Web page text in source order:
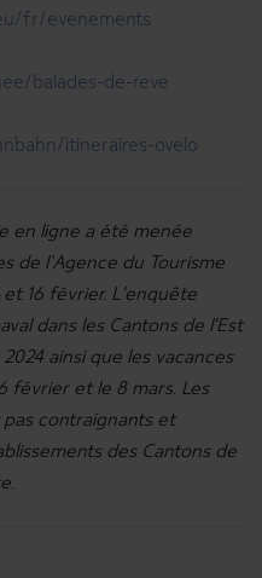
fr/evenements
balades-de-reve
itineraires-ovelo
en ligne a été menée
de l'Agence du Tourisme
16 février. L’enquête
dans les Cantons de l’Est
ainsi que les vacances
février et le 8 mars. Les
contraignants et
des Cantons de